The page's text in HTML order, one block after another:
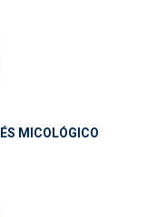
MICOLÓGICO